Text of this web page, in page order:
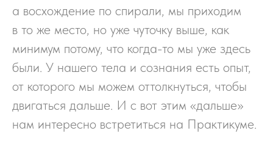
а восхождение по спирали, мы приходим
в то же место, но уже чуточку выше, как
минимум потому, что когда-то мы уже здесь
были. У нашего тела и сознания есть опыт,
от которого мы можем оттолкнуться, чтобы
двигаться дальше. И с вот этим «дальше»
нам интересно встретиться на Практикуме.